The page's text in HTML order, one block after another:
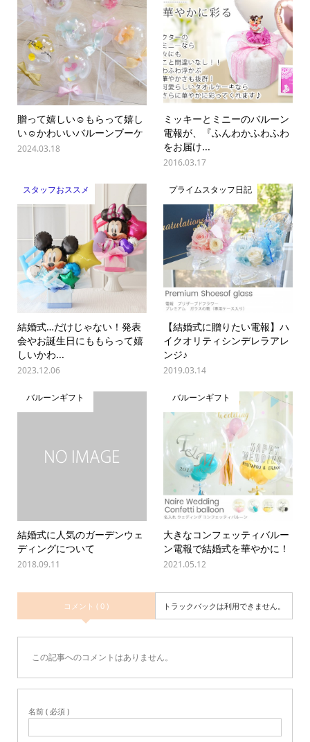
贈って嬉しい☺️もらって嬉し
い☺️かわいいバルーンブーケ
2024.03.18
ミッキーとミニーのバルーン
電報が、『ふんわかふわふわ
をお届け...
2016.03.17
スタッフおススメ
結婚式…だけじゃない！発表
会やお誕生日にももらって嬉
しいかわ...
2023.12.06
プライムスタッフ日記
【結婚式に贈りたい電報】ハ
イクオリティシンデレラアレ
ンジ♪
2019.03.14
バルーンギフト
結婚式に人気のガーデンウェ
ディングについて
2018.09.11
バルーンギフト
大きなコンフェッティバルー
ン電報で結婚式を華やかに！
2021.05.12
コメント ( 0 ) トラックバックは利用できません。
この記事へのコメントはありません。
名前 ( 必須 )